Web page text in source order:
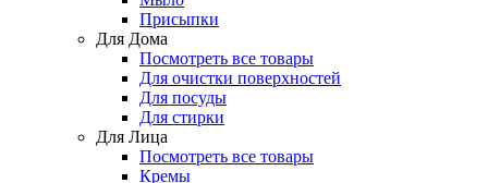
Присыпки
Для Дома
Посмотреть все товары
Для очистки поверхностей
Для посуды
Для стирки
Для Лица
Посмотреть все товары
Кремы